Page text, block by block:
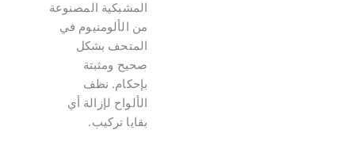
المشبكية المصنوعة
من الألومنيوم في
المتحف بشكل
صحيح ومثبتة
بإحكام. نظف
الألواح لإزالة أي
بقايا تركيب.